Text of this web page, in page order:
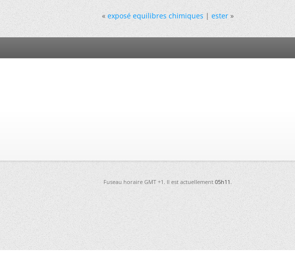
« exposé equilibres chimiques|ester »
Fuseau horaire GMT +1. Il est actuellement05h11.